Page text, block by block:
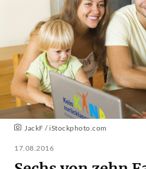
JackF / iStockphoto.com
17.08.2016